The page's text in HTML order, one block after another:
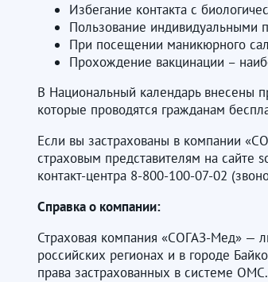
Избегание контакта с
Пользование индивидуальными
При посещении маникюрного
Прохождение вакцинации –
В Национальный календарь внесены
которые проводятся гражданам
Если вы застрахованы в компании
страховым представителям на сайте
контакт-центра 8-800-100-07-02
Справка о компании:
Страховая компания «СОГАЗ-Мед» —
российских регионах и в городе
права застрахованных в системе ОМС.